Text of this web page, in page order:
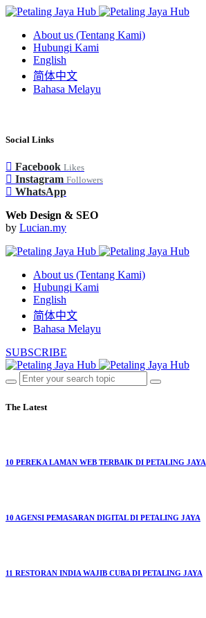
About us (Tentang Kami)
Hubungi Kami
English
简体中文
Bahasa Melayu
Social Links
Facebook Likes
Instagram Followers
WhatsApp
Web Design & SEO
by Lucian.my
About us (Tentang Kami)
Hubungi Kami
English
简体中文
Bahasa Melayu
SUBSCRIBE
The Latest
10 PEREKA LAMAN WEB TERBAIK DI PETALING JAYA
10 AGENSI PEMASARAN DIGITAL DI PETALING JAYA
11 RESTORAN INDIA WAJIB CUBA DI PETALING JAYA